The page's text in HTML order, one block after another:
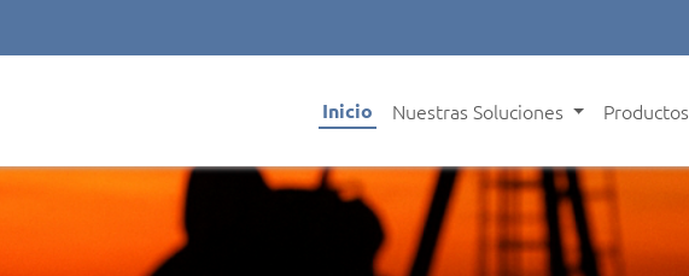
Inicio Nuestras Soluciones Productos